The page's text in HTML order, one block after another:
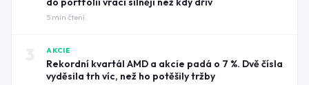
5 min čtení
AKCIE
Rekordní kvartál AMD a akcie padá o 7 %. Dvě čísla
vyděsila trh víc, než ho potěšily tržby